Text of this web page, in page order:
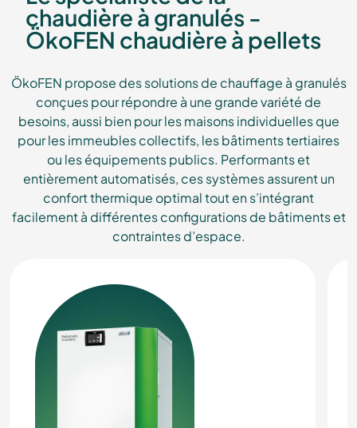
chaudière à granulés -
ÖkoFEN chaudière à pellets
ÖkoFEN propose des solutions de chauffage à granulés
conçues pour répondre à une grande variété de
besoins, aussi bien pour les maisons individuelles que
pour les immeubles collectifs, les bâtiments tertiaires
ou les équipements publics. Performants et
entièrement automatisés, ces systèmes assurent un
confort thermique optimal tout en s’intégrant
facilement à différentes configurations de bâtiments et
contraintes d’espace.